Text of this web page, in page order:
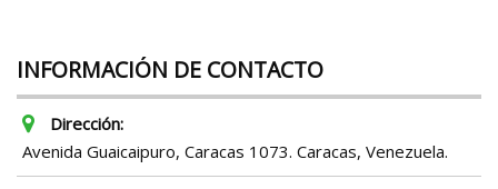
INFORMACIÓN DE CONTACTO
Dirección:
Avenida Guaicaipuro, Caracas 1073. Caracas, Venezuela.